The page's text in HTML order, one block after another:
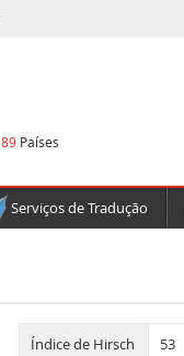
89 Países
Serviços de Tradução
Índice de Hirsch 53